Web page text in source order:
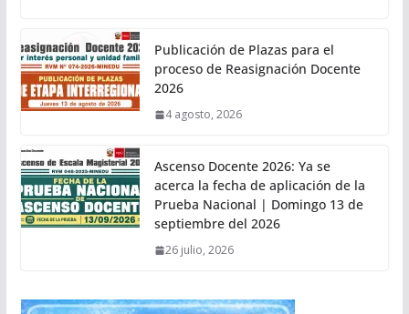
Publicación de Plazas para el
proceso de Reasignación Docente
2026
4 agosto, 2026
Ascenso Docente 2026: Ya se
acerca la fecha de aplicación de la
Prueba Nacional | Domingo 13 de
septiembre del 2026
26 julio, 2026